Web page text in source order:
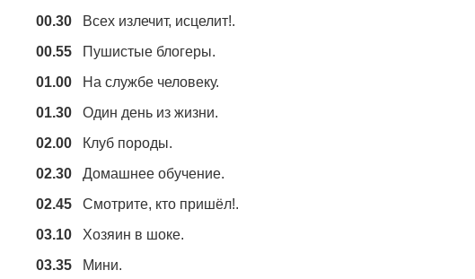
00.30 Всех излечит, исцелит!.
00.55 Пушистые блогеры.
01.00 На службе человеку.
01.30 Один день из жизни.
02.00 Клуб породы.
02.30 Домашнее обучение.
02.45 Смотрите, кто пришёл!.
03.10 Хозяин в шоке.
03.35 Мини.